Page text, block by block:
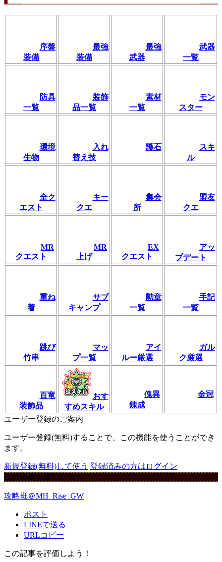
序盤
装備
最強
装備
最強
武器
武器
一覧
防具
一覧
装飾
品一覧
素材
一覧
モン
スター
環境
生物
入れ
替え技
護石
スキ
ル
全ク
エスト
キー
クエ
集会
所
盟友
クエ
MR
クエスト
MR
上げ
EX
クエスト
アッ
プデート
重ね
着
サブ
キャンプ
勲章
一覧
手記
一覧
跳び
竹串
マッ
プ一覧
アイ
ルー厳選
ガル
ク厳選
百竜
装飾品
おす
すめスキル
傀異
錬成
金冠
ユーザー登録のご案内
ユーザー登録(無料)することで、この機能を使うことができ
ます。
新規登録(無料)して使う 登録済みの方はログイン
この記事を書いた人
攻略班＠MH_Rise_GW
ポスト
LINEで送る
URLコピー
この記事を評価しよう！